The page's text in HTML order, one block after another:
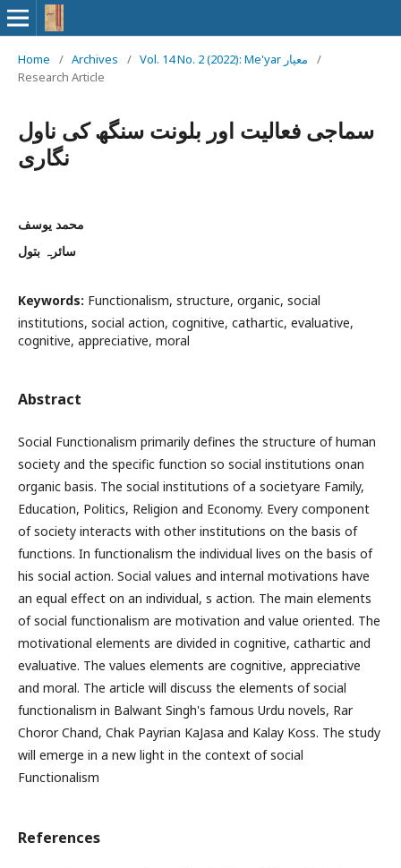
Home / Archives / Vol. 14 No. 2 (2022): Me'yar معیار
/
Research Article
سماجی فعالیت اور بلونت سنگھ کی ناول
نگاری
محمد یوسف
سائرہ بتول
Keywords: Functionalism, structure, organic, social
institutions, social action, cognitive, cathartic, evaluative,
cognitive, appreciative, moral
Abstract
Social Functionalism primarily defines the structure of human
society and the specific function so social institutions onan
organic basis. The social institutions of a societyare Family,
Education, Politics, Religion and Economy. Every component
of society interacts with other institutions on the basis of
functions. In functionalism the individual lives on the basis of
his social action. Social values and internal motivations have
an equal effect on an individual, s action. The main elements
of social functionalism are motivation and value oriented. The
motivational elements are divided in cognitive, cathartic and
evaluative. The values elements are cognitive, appreciative
and moral. The article will discuss the elements of social
functionalism in Balwant Singh's famous Urdu novels, Rar
Choror Chand, Chak Payrian KaJasa and Kalay Koss. The study
will emerge in a new light in the context of social
Functionalism
References